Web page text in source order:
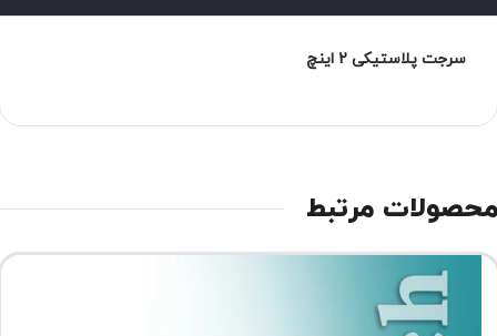
سرجت پلاستیکی 2 اینچ
مرتبط